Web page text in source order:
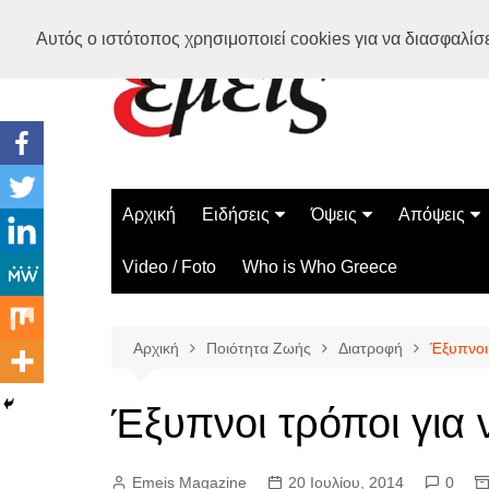
Αυτός ο ιστότοπος χρησιμοποιεί cookies για να
Αρχική Ειδήσεις
Ελλάδα
Διεθνή
Όψεις
Διάστημα
Επιστήμη
Περίεργα
Απόψεις
Video / Foto Who is Who Greece
Αρχική Ποιότητα Ζωής Διατροφή
Έξυπνοι τρόποι για
Emeis Magazine 20 Ιουλίου, 2014 0